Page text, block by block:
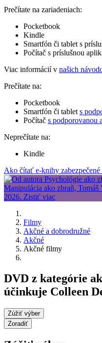
Prečítate na zariadeniach:
Pocketbook
Kindle
Smartfón či tablet s
Počítač s príslušnou
Viac informácií v našich
Prečítate na:
Pocketbook
Smartfón či tablet s
Počítač s podporovanou
Neprečítate na:
Kindle
Ako čítať e-knihy
Filmy
Akčné a dobrodružné
Akčné
Akčné filmy
DVD z kategórie
účinkuje Colleen
Zúžiť výber
Zoradiť